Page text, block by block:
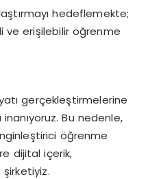
hedeflemekte;
ve erişilebilir öğrenme
gerçekleştirmelerine
Bu nedenle,
öğrenme
dijital içerik,